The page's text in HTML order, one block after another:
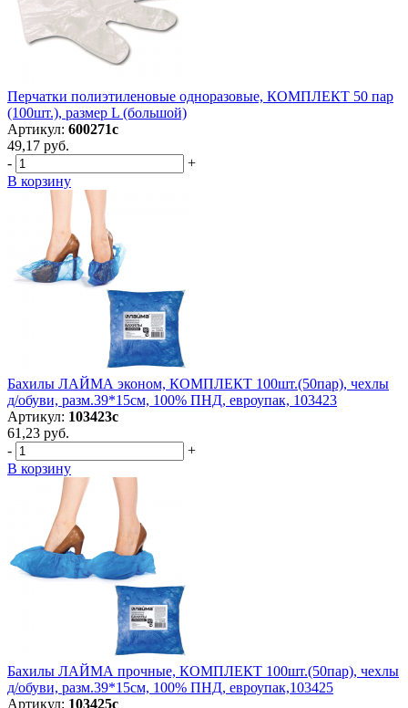
Перчатки полиэтиленовые одноразовые, КОМПЛЕКТ 50 пар
(100шт.), размер L (большой)
Артикул: 600271с
49,17 руб.
-
+
В корзину
Бахилы ЛАЙМА эконом, КОМПЛЕКТ 100шт.(50пар), чехлы
д/обуви, разм.39*15см, 100% ПНД, евроупак, 103423
Артикул: 103423с
61,23 руб.
-
+
В корзину
Бахилы ЛАЙМА прочные, КОМПЛЕКТ 100шт.(50пар), чехлы
д/обуви, разм.39*15см, 100% ПНД, евроупак,103425
Артикул: 103425с